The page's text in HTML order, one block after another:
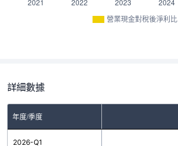
營業現金對稅後淨利比
詳細數據
年度/季度
2026-Q1